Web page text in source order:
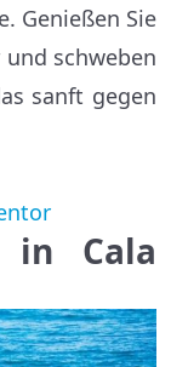
Genießen Sie
schweben
sanft gegen
in Cala